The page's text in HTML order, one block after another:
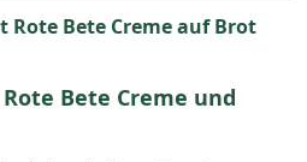
Bete Creme auf Brot
Bete Creme und